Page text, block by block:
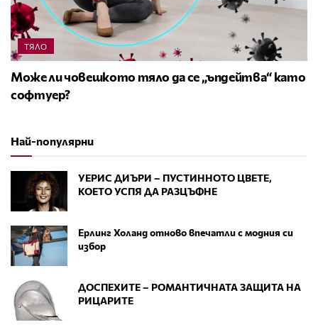
ТЯЛО
Може ли човешкото тяло да се „ъпдейтва“ като
софтуер?
Най-популярни
УЕРИС ДИЪРИ – ПУСТИННОТО ЦВЕТЕ,
КОЕТО УСПЯ ДА РАЗЦЪФНЕ
Ерлинг Холанд отново впечатли с модния си
избор
ДОСПЕХИТЕ – РОМАНТИЧНАТА ЗАЩИТА НА
РИЦАРИТЕ